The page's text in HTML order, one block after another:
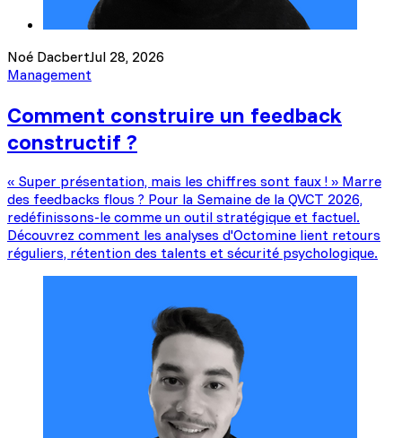
Noé DacbertJul 28, 2026
Management
Comment construire un feedback
constructif ?
« Super présentation, mais les chiffres sont faux ! » Marre
des feedbacks flous ? Pour la Semaine de la QVCT 2026,
redéfinissons-le comme un outil stratégique et factuel.
Découvrez comment les analyses d'Octomine lient retours
réguliers, rétention des talents et sécurité psychologique.